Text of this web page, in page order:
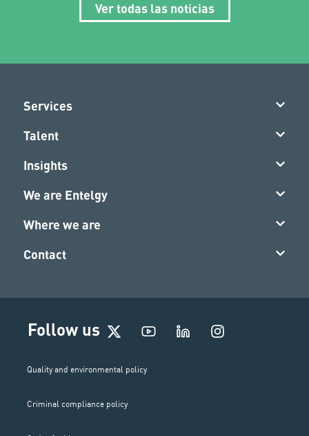
Ver todas las noticias
Services
Talent
Insights
We are Entelgy
Where we are
Contact
Follow us
I
n
Quality and environmental policy
Criminal compliance policy